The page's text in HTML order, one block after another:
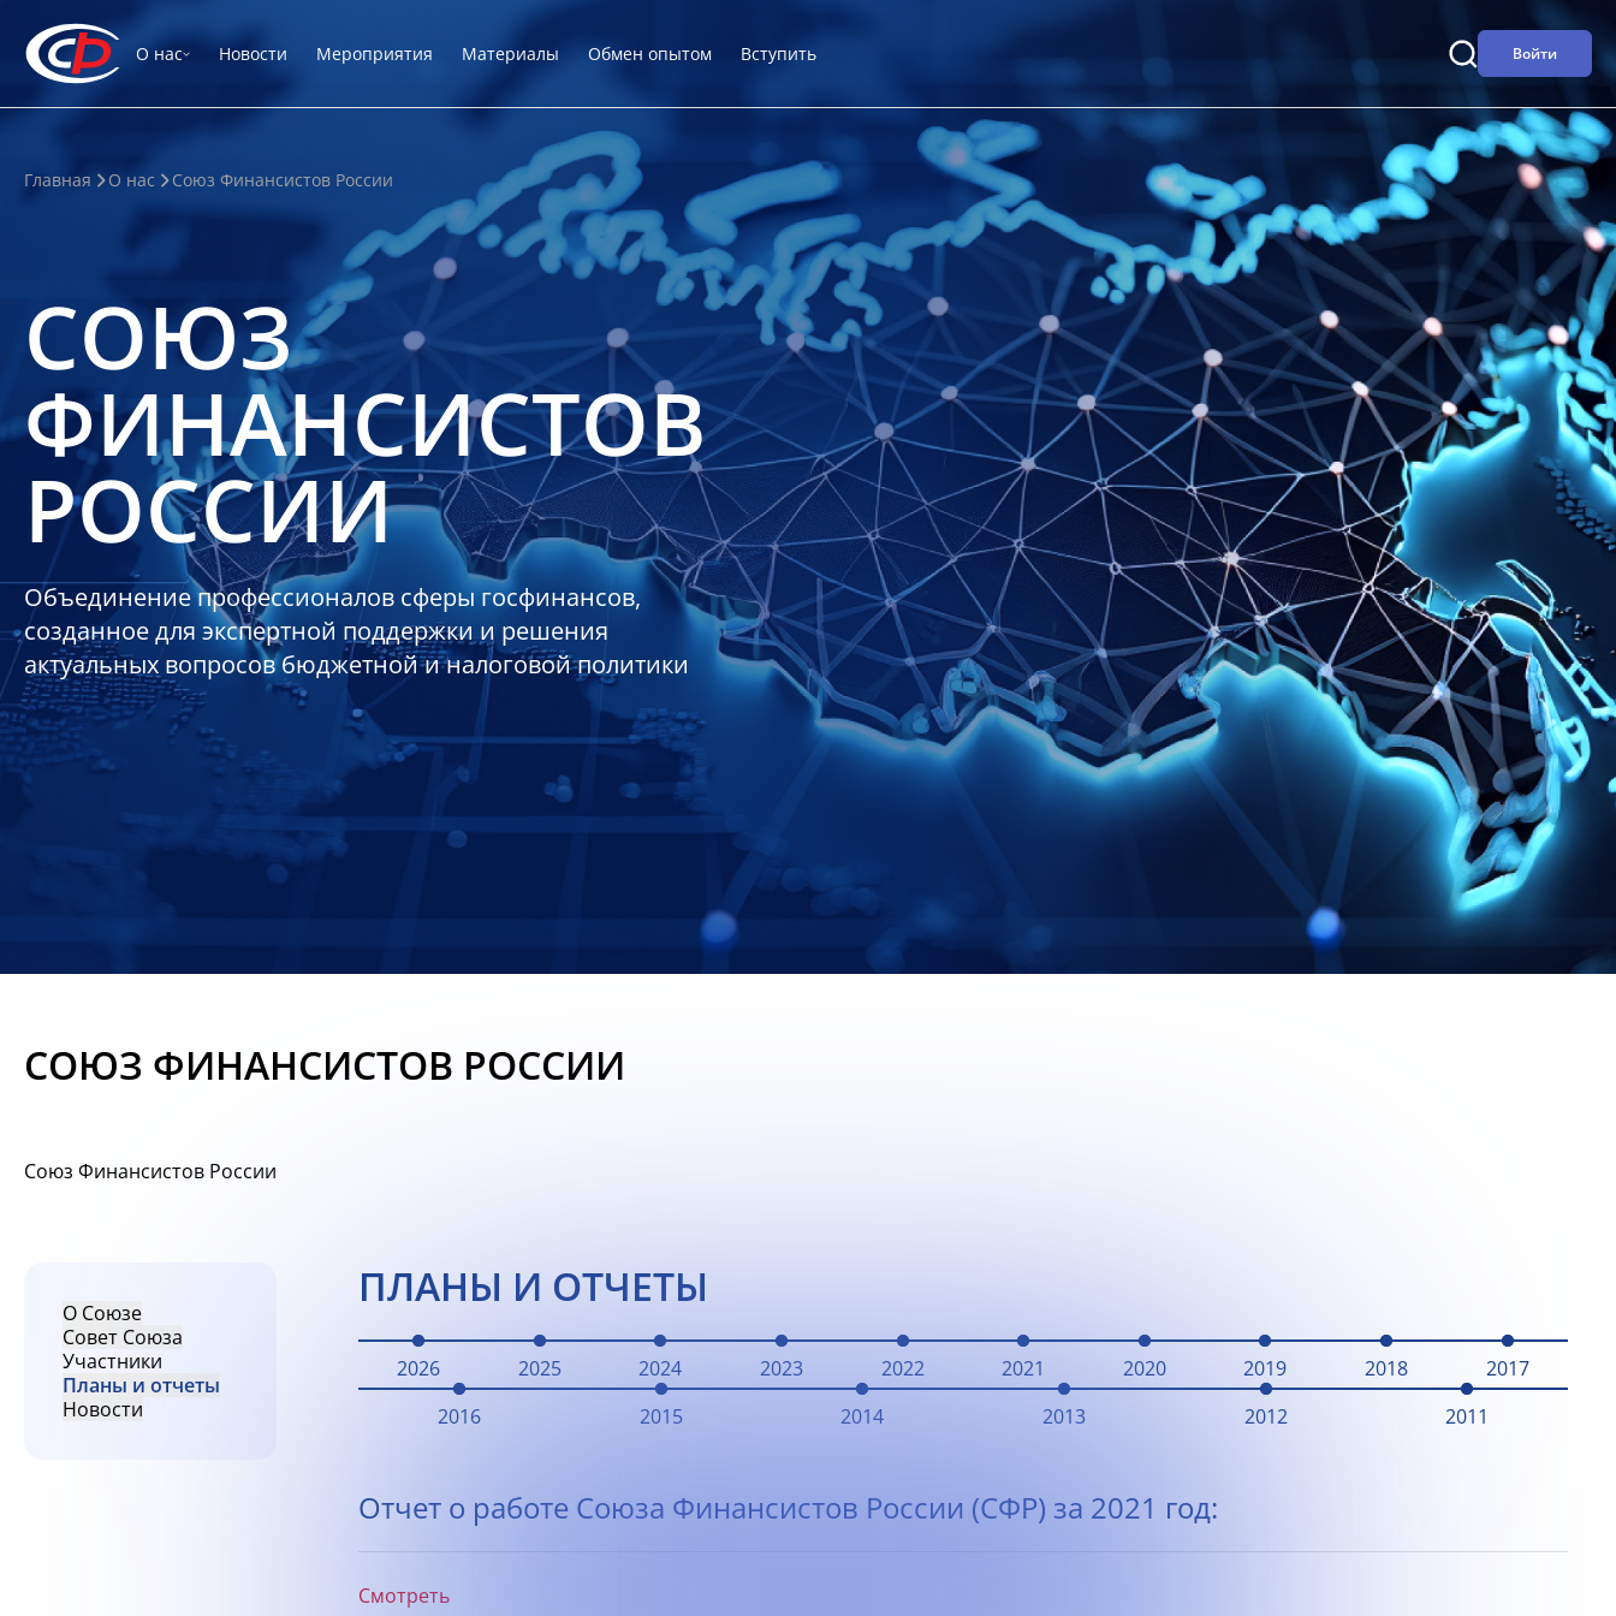
О нас Новости Мероприятия Материалы Обмен опытом Вступить Войти
Главная О нас Союз Финансистов России
СОЮЗ
ФИНАНСИСТОВ
РОССИИ
Объединение профессионалов сферы госфинансов,
созданное для экспертной поддержки и решения
актуальных вопросов бюджетной и налоговой политики
СОЮЗ ФИНАНСИСТОВ РОССИИ
Союз Финансистов России
О Союзе
Совет Союза
Участники
Планы и отчеты
Новости
ПЛАНЫ И ОТЧЕТЫ
2026 2025 2024 2023 2022 2021 2020 2019 2018
2017
2016
2015 2014 2013 2012 2011
Отчет о работе Союза Финансистов России (СФР) за 2021 год:
Смотреть